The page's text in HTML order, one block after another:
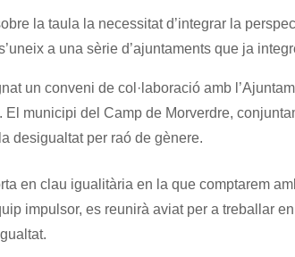
la taula la necessitat d’integrar la
a una sèrie d’ajuntaments que ja
un conveni de col·laboració amb
municipi del Camp de Morverdre,
desigualtat per raó de gènere.
en clau igualitària en la que comptarem
impulsor, es reunirà aviat per a treballar